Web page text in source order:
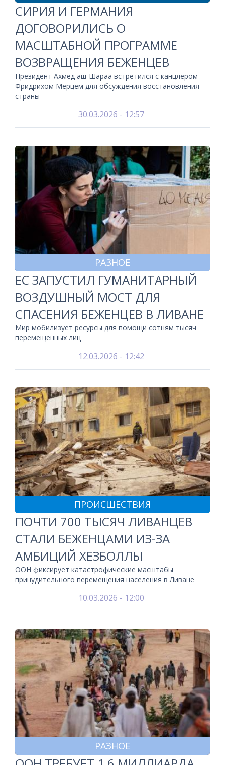
СИРИЯ И ГЕРМАНИЯ
ДОГОВОРИЛИСЬ О
МАСШТАБНОЙ ПРОГРАММЕ
ВОЗВРАЩЕНИЯ БЕЖЕНЦЕВ
Президент Ахмед аш-Шараа встретился с канцлером
Фридрихом Мерцем для обсуждения восстановления
страны
30.03.2026 - 12:57
РАЗНОЕ
ЕС ЗАПУСТИЛ ГУМАНИТАРНЫЙ
ВОЗДУШНЫЙ МОСТ ДЛЯ
СПАСЕНИЯ БЕЖЕНЦЕВ В ЛИВАНЕ
Мир мобилизует ресурсы для помощи сотням тысяч
перемещенных лиц
12.03.2026 - 12:42
ПРОИСШЕСТВИЯ
ПОЧТИ 700 ТЫСЯЧ ЛИВАНЦЕВ
СТАЛИ БЕЖЕНЦАМИ ИЗ-ЗА
АМБИЦИЙ ХЕЗБОЛЛЫ
ООН фиксирует катастрофические масштабы
принудительного перемещения населения в Ливане
10.03.2026 - 12:00
РАЗНОЕ